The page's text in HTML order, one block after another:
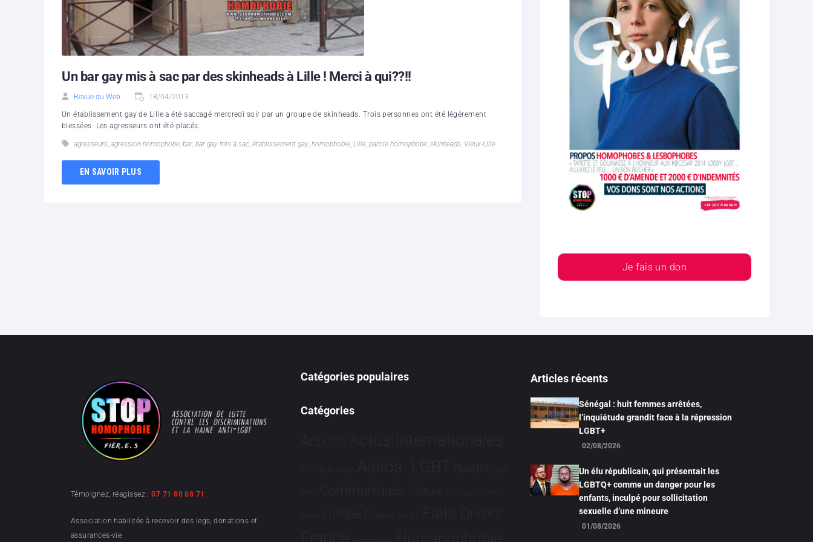
Un bar gay mis à sac par des skinheads à Lille ! Merci à qui??!!
Revue du Web 18/04/2013
Un établissement gay de Lille a été saccagé mercredi soir par un groupe de skinheads. Trois personnes ont été légèrement
blessées. Les agresseurs ont été placés...
agresseurs, agression homophobe, bar, bar gay mis à sac, établissement gay, homophobie, Lille, parole homophobe, skinheads, Vieux-Lille
EN SAVOIR PLUS
Je fais un don
Témoignez, réagissez :07 71 80 08 71
Association habilitée à recevoir des legs, donations et
assurances-vie
Catégories populaires
Catégories
Actions Actus Internationales
Afrique Asie Assos. LGBT Bioéthique
Brève Communiqués Culture Dialogues France-
Brésil Europe Evénements Faits Divers
Humanophobie
Articles récents
Sénégal : huit femmes arrêtées,
l’inquiétude grandit face à la répression
LGBT+
02/08/2026
Un élu républicain, qui présentait les
LGBTQ+ comme un danger pour les
enfants, inculpé pour sollicitation
sexuelle d’une mineure
01/08/2026